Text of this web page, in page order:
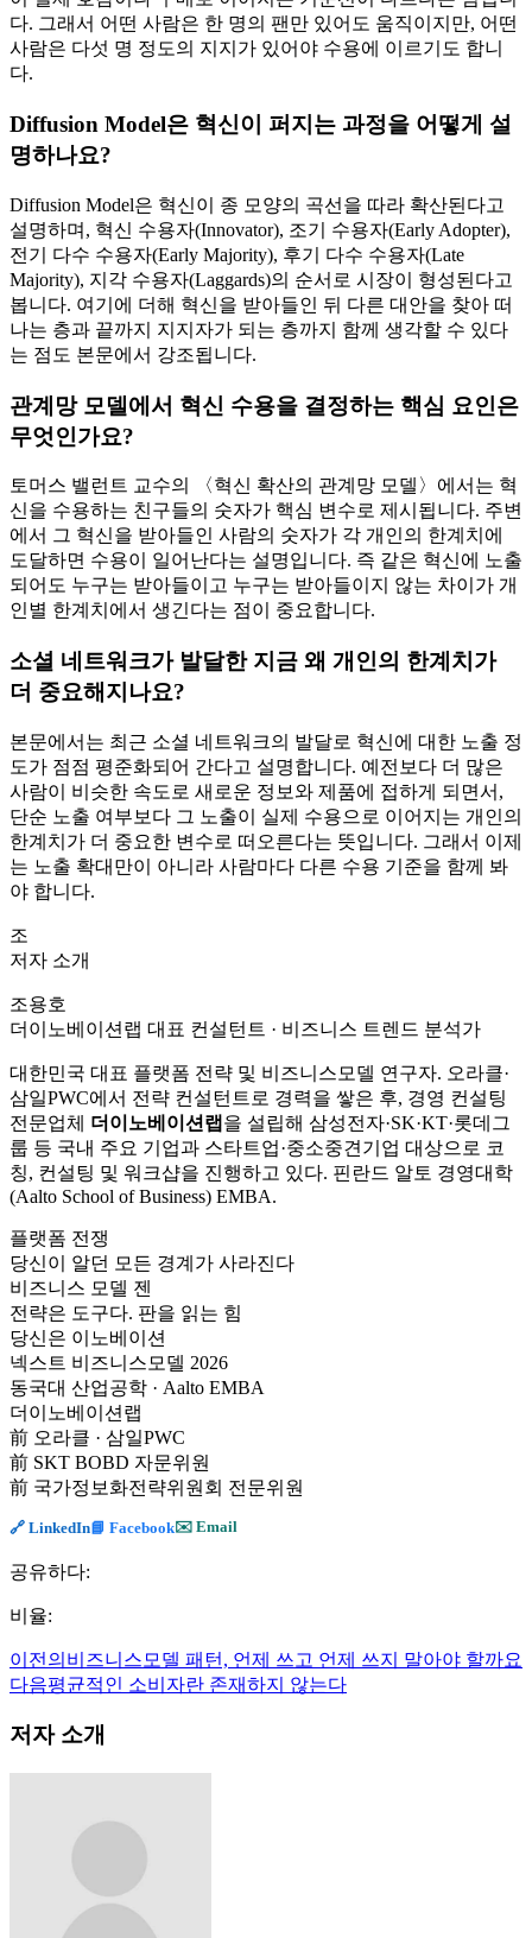
다. 그래서 어떤 사람은 한 명의 팬만 있어도 움직이지만, 어떤
사람은 다섯 명 정도의 지지가 있어야 수용에 이르기도 합니
다.
Diffusion Model은 혁신이 퍼지는 과정을 어떻게 설
명하나요?
Diffusion Model은 혁신이 종 모양의 곡선을 따라 확산된다고
설명하며, 혁신 수용자(Innovator), 조기 수용자(Early Adopter),
전기 다수 수용자(Early Majority), 후기 다수 수용자(Late
Majority), 지각 수용자(Laggards)의 순서로 시장이 형성된다고
봅니다. 여기에 더해 혁신을 받아들인 뒤 다른 대안을 찾아 떠
나는 층과 끝까지 지지자가 되는 층까지 함께 생각할 수 있다
는 점도 본문에서 강조됩니다.
관계망 모델에서 혁신 수용을 결정하는 핵심 요인은
무엇인가요?
토머스 밸런트 교수의 〈혁신 확산의 관계망 모델〉에서는 혁
신을 수용하는 친구들의 숫자가 핵심 변수로 제시됩니다. 주변
에서 그 혁신을 받아들인 사람의 숫자가 각 개인의 한계치에
도달하면 수용이 일어난다는 설명입니다. 즉 같은 혁신에 노출
되어도 누구는 받아들이고 누구는 받아들이지 않는 차이가 개
인별 한계치에서 생긴다는 점이 중요합니다.
소셜 네트워크가 발달한 지금 왜 개인의 한계치가
더 중요해지나요?
본문에서는 최근 소셜 네트워크의 발달로 혁신에 대한 노출 정
도가 점점 평준화되어 간다고 설명합니다. 예전보다 더 많은
사람이 비슷한 속도로 새로운 정보와 제품에 접하게 되면서,
단순 노출 여부보다 그 노출이 실제 수용으로 이어지는 개인의
한계치가 더 중요한 변수로 떠오른다는 뜻입니다. 그래서 이제
는 노출 확대만이 아니라 사람마다 다른 수용 기준을 함께 봐
야 합니다.
조
저자 소개
조용호
더이노베이션랩 대표 컨설턴트 · 비즈니스 트렌드 분석가
대한민국 대표 플랫폼 전략 및 비즈니스모델 연구자. 오라클·
삼일PWC에서 전략 컨설턴트로 경력을 쌓은 후, 경영 컨설팅
전문업체 더이노베이션랩 을 설립해 삼성전자·SK·KT·롯데그
룹 등 국내 주요 기업과 스타트업·중소중견기업 대상으로 코
칭, 컨설팅 및 워크샵을 진행하고 있다. 핀란드 알토 경영대학
(Aalto School of Business) EMBA.
플랫폼 전쟁
당신이 알던 모든 경계가 사라진다
비즈니스 모델 젠
전략은 도구다. 판을 읽는 힘
당신은 이노베이션
넥스트 비즈니스모델 2026
동국대 산업공학 · Aalto EMBA
더이노베이션랩
前 오라클 · 삼일PWC
前 SKT BOBD 자문위원
前 국가정보화전략위원회 전문위원
🔗 LinkedIn📘 Facebook✉️ Email
공유하다:
비율:
이전의 비즈니스모델 패턴, 언제 쓰고 언제 쓰지 말아야 할까요
다음평균적인 소비자란 존재하지 않는다
저자 소개